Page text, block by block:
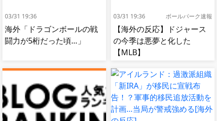
03/31 19:36
海外「ドラゴンボールの戦
闘力が5桁だった頃…」
03/31 19:36 ボールパーク速報
【海外の反応】ドジャース
の今季は悪夢と化した
【MLB】